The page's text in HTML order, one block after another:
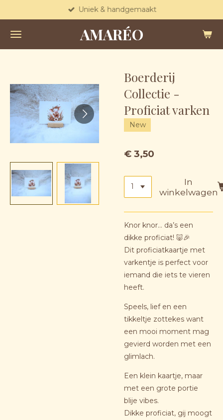
naar
de
AMARÉO
Uniek & handgemaakt
Boerderij
Collectie -
Proficiat varken
New
€ 3,50
In
winkelwagen
Knor knor… da’s een
dikke proficiat! 🐷🎉
Dit proficiatkaartje met
varkentje is perfect voor
iemand die iets te vieren
heeft.
Speels, lief en een
tikkeltje zottekes want
een mooi moment mag
gevierd worden met een
glimlach.
Een klein kaartje, maar
met een grote portie
blije vibes.
Dikke proficiat, gij moogt